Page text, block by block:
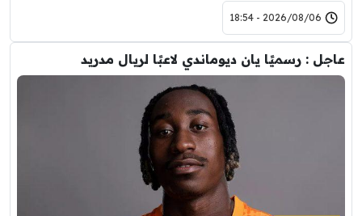
2026/08/06 - 18:54
عاجل : رسميًا يان ديوماندي لاعبًا لريال مدريد